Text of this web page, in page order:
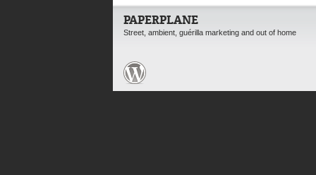
PAPERPLANE
Street, ambient, guérilla marketing and out of home